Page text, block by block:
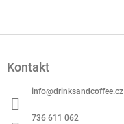
Kontakt
info@drinksandcoffee.cz
736 611 062